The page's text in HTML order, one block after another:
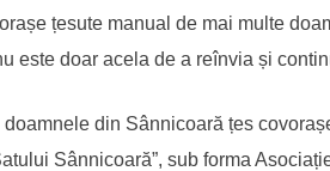
țesute manual de mai multe
este doar acela de a reînvia și
din Sânnicoară țes
Sânnicoară”, sub forma